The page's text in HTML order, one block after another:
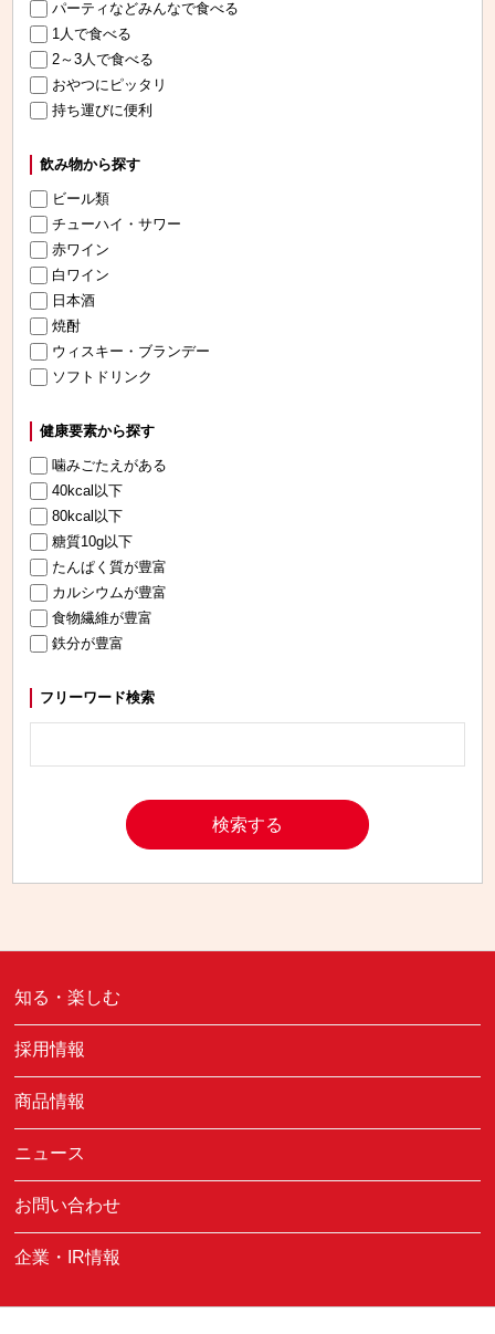
パーティなどみんなで食べる
1人で食べる
2～3人で食べる
おやつにピッタリ
持ち運びに便利
飲み物から探す
ビール類
チューハイ・サワー
赤ワイン
白ワイン
日本酒
焼酎
ウィスキー・ブランデー
ソフトドリンク
健康要素から探す
噛みごたえがある
40kcal以下
80kcal以下
糖質10g以下
たんぱく質が豊富
カルシウムが豊富
食物繊維が豊富
鉄分が豊富
フリーワード検索
知る・楽しむ
採用情報
商品情報
ニュース
お問い合わせ
企業・IR情報